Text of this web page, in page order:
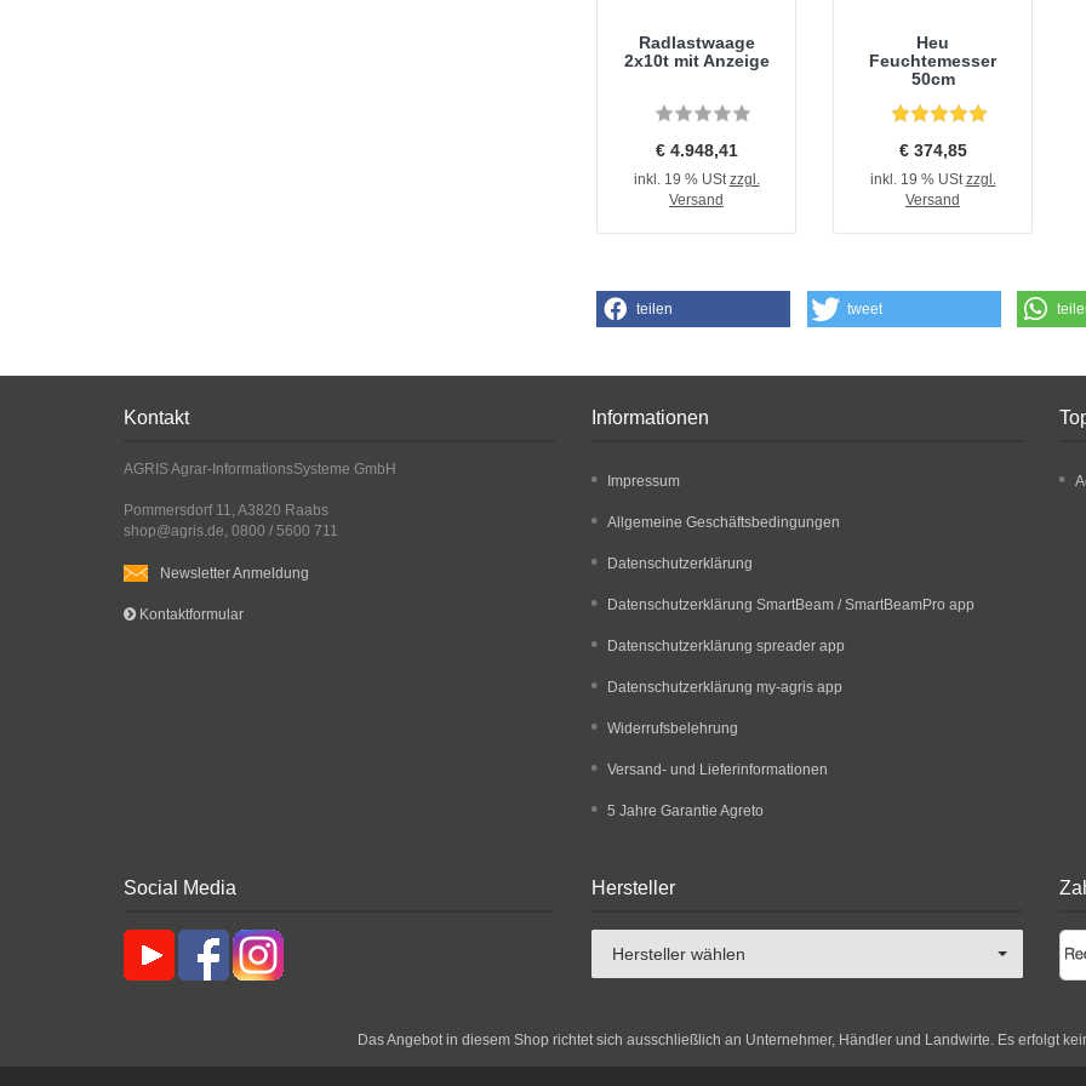
Radlastwaage
2x10t mit Anzeige
€ 4.948,41
inkl. 19 % UStzzgl.
Versand
Heu
Feuchtemesser
50cm
€ 374,85
inkl. 19 % UStzzgl.
Versand
teilen tweet
Kontakt
AGRIS Agrar-InformationsSysteme GmbH
Pommersdorf 11, A3820 Raabs
shop@agris.de, 0800 / 5600 711
Newsletter Anmeldung
Kontaktformular
Informationen
Impressum
Allgemeine Geschäftsbedingungen
Datenschutzerklärung
Datenschutzerklärung SmartBeam / SmartBeamPro app
Datenschutzerklärung spreader app
Datenschutzerklärung my-agris app
Widerrufsbelehrung
Versand- und Lieferinformationen
5 Jahre Garantie Agreto
Social Media Hersteller
Hersteller wählen
Das Angebot in diesem Shop richtet sich ausschließlich an Unternehmer, Händler und Landwirte. Es erfolgt